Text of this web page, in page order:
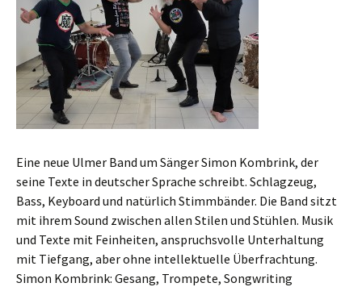
Eine neue Ulmer Band um Sänger Simon Kombrink, der
seine Texte in deutscher Sprache schreibt. Schlagzeug,
Bass, Keyboard und natürlich Stimmbänder. Die Band sitzt
mit ihrem Sound zwischen allen Stilen und Stühlen. Musik
und Texte mit Feinheiten, anspruchsvolle Unterhaltung
mit Tiefgang, aber ohne intellektuelle Überfrachtung.
Simon Kombrink: Gesang, Trompete, Songwriting